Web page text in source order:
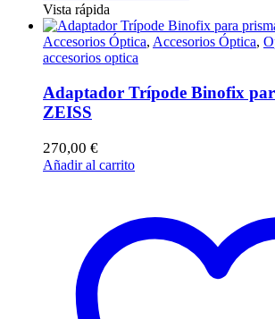
Vista rápida
Accesorios Óptica, Accesorios Óptica,
accesorios optica
Adaptador Trípode Binofix
ZEISS
270,00 €
Añadir al carrito